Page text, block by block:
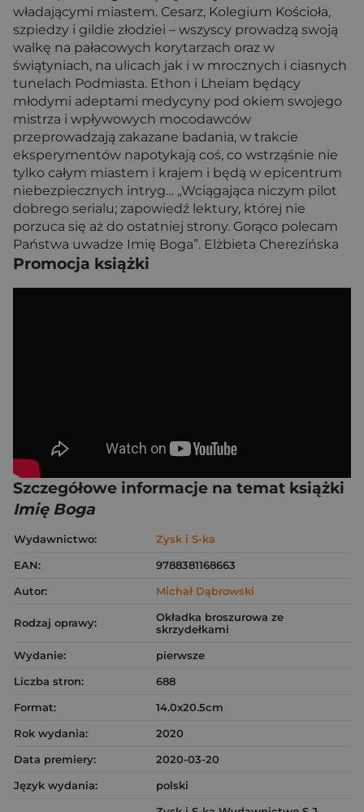
władającymi miastem. Cesarz, Kolegium Kościoła,
szpiedzy i gildie złodziei – wszyscy prowadzą swoją
walkę na pałacowych korytarzach oraz w
świątyniach, na ulicach jak i w mrocznych i ciasnych
tunelach Podmiasta. Ethon i Lheiam będący
młodymi adeptami medycyny pod okiem swojego
mistrza i wpływowych mocodawców
przeprowadzają zakazane badania, w trakcie
eksperymentów napotykają coś, co wstrząśnie nie
tylko całym miastem i krajem i będą w epicentrum
niebezpiecznych intryg… „Wciągająca niczym pilot
dobrego serialu; zapowiedź lektury, której nie
porzuca się aż do ostatniej strony. Gorąco polecam
Państwa uwadze Imię Boga”. Elżbieta Cherezińska
Promocja książki
Szczegółowe informacje na temat książki
Imię Boga
Wydawnictwo:
Zysk i S-ka
EAN:
9788381168663
Autor:
Michał Dąbrowski
Rodzaj oprawy:
Okładka broszurowa ze
skrzydełkami
Wydanie:
pierwsze
Liczba stron:
688
Format:
14.0x20.5cm
Rok wydania:
2020
Data premiery:
2020-03-20
Język wydania:
polski